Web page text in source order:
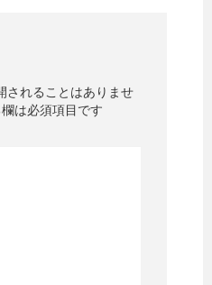
されることはありませ
は必須項目です